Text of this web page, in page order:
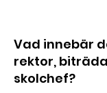
Vad innebär
rektor,
skolchef?